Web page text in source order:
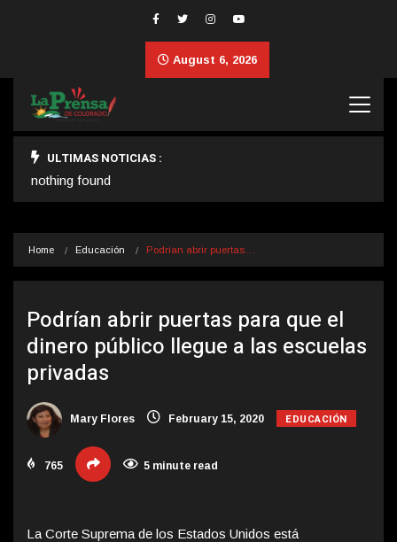
August 6, 2026
ULTIMAS NOTICIAS :
nothing found
Home Educación Podrían abrir puertas…
Podrían abrir puertas para que el
dinero público llegue a las escuelas
privadas
Mary Flores February 15, 2020 EDUCACIÓN
765 5 minute read
La Corte Suprema de los Estados Unidos está